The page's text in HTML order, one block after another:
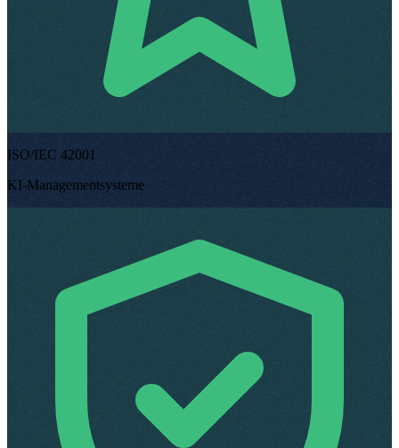
ISO/IEC 42001
KI-Managementsysteme